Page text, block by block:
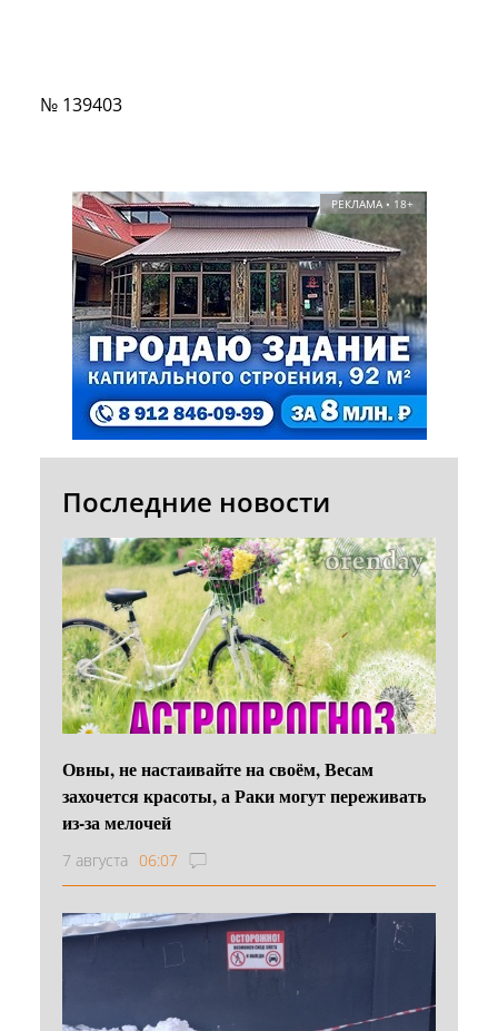
№ 139403
РЕКЛАМА • 18+
Последние новости
Овны, не настаивайте на своём, Весам
захочется красоты, а Раки могут переживать
из-за мелочей
7 августа 06:07